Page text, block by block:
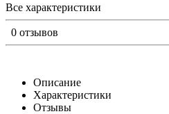
Все характеристики
0 отзывов
Описание
Характеристики
Отзывы